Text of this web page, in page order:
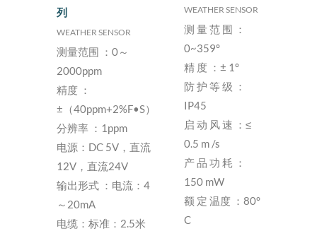
列
WEATHER SENSOR
测量范围 ：0～
2000ppm
精度 ：
±（40ppm+2%F•S）
分辨率 ：1ppm
电源：DC 5V，直流
12V，直流24V
输出形式 ：电流：4
～20mA
电缆：标准：2.5米
WEATHER SENSOR
测 量 范 围 ：
0~359°
精 度 ：± 1°
防 护 等 级 ：
IP45
启 动 风 速 ：≤
0.5 m /s
产 品 功 耗 ：
150 mW
额 定 温度 ：80°
C